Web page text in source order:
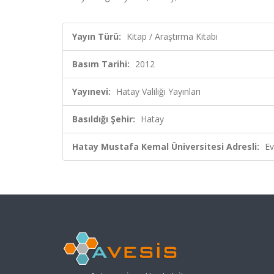
Yayın Türü: Kitap / Araştırma Kitabı
Basım Tarihi: 2012
Yayınevi: Hatay Valiliği Yayınları
Basıldığı Şehir: Hatay
Hatay Mustafa Kemal Üniversitesi Adresli: